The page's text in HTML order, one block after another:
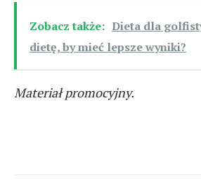
Zobacz także: Dieta dla
dietę, by mieć lepsze wyniki?
Materiał promocyjny.